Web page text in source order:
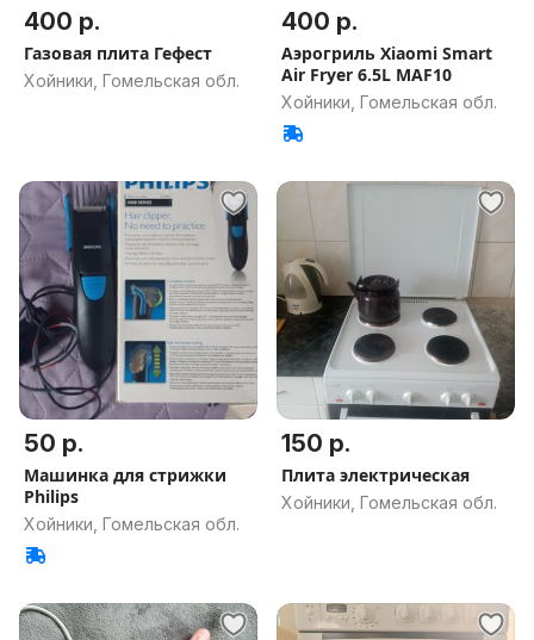
400 р.
Газовая плита Гефест
Хойники, Гомельская обл.
400 р.
Аэрогриль Xiaomi Smart
Air Fryer 6.5L MAF10
Хойники, Гомельская обл.
50 р.
Машинка для стрижки
Philips
Хойники, Гомельская обл.
150 р.
Плита электрическая
Хойники, Гомельская обл.